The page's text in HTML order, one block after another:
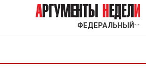
ФЕДЕРАЛЬНЫЙ ﹀